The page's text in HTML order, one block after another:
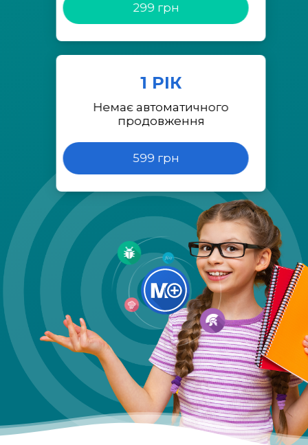
299 грн
1 РІК
Немає автоматичного
продовження
599 грн